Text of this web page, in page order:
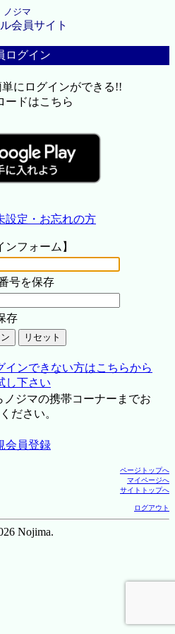
ノジマ
会員サイト
ログイン
にログインができる!!
ードはこちら
設定・お忘れの方
ンフォーム】
号を保存
存
インできない方はこちらから
し下さい
ジマの携帯コーナーまでお
ださい。
会員登録
ページトップへ
マイページへ
サイトトップへ
ログアウト
Nojima.